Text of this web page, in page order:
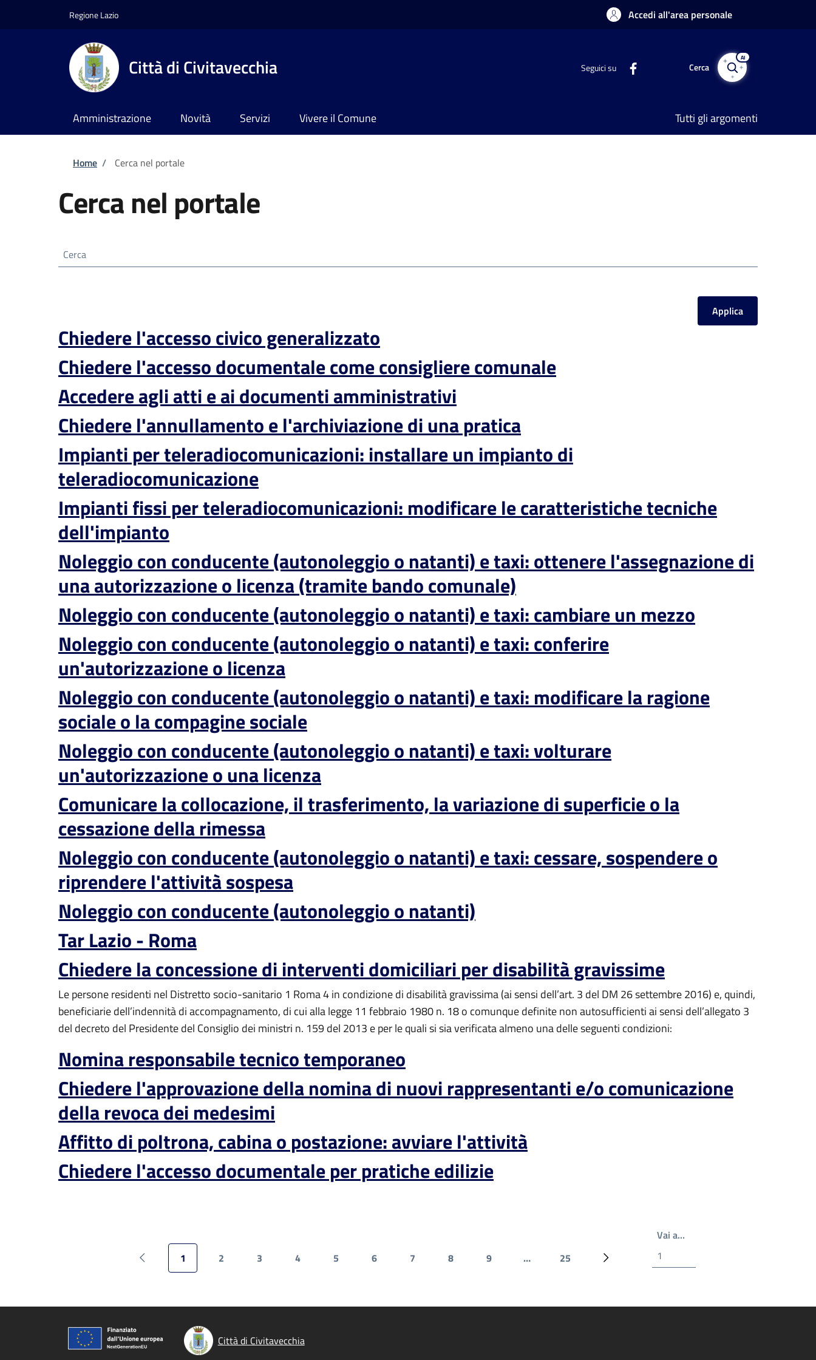
Regione Lazio Accedi all'area personale
Città di Civitavecchia Seguici su Cerca
AI
Amministrazione Novità Servizi Vivere il Comune Tutti gli argomenti
Briciole di pane
Home / Cerca nel portale
Cerca nel portale
Cerca
Chiedere l'accesso civico generalizzato
Chiedere l'accesso documentale come consigliere comunale
Accedere agli atti e ai documenti amministrativi
Chiedere l'annullamento e l'archiviazione di una pratica
Impianti per teleradiocomunicazioni: installare un impianto di
teleradiocomunicazione
Impianti fissi per teleradiocomunicazioni: modificare le caratteristiche tecniche
dell'impianto
Noleggio con conducente (autonoleggio o natanti) e taxi: ottenere l'assegnazione di
una autorizzazione o licenza (tramite bando comunale)
Noleggio con conducente (autonoleggio o natanti) e taxi: cambiare un mezzo
Noleggio con conducente (autonoleggio o natanti) e taxi: conferire
un'autorizzazione o licenza
Noleggio con conducente (autonoleggio o natanti) e taxi: modificare la ragione
sociale o la compagine sociale
Noleggio con conducente (autonoleggio o natanti) e taxi: volturare
un'autorizzazione o una licenza
Comunicare la collocazione, il trasferimento, la variazione di superficie o la
cessazione della rimessa
Noleggio con conducente (autonoleggio o natanti) e taxi: cessare, sospendere o
riprendere l'attività sospesa
Noleggio con conducente (autonoleggio o natanti)
Tar Lazio - Roma
Chiedere la concessione di interventi domiciliari per disabilità gravissime
Le persone residenti nel Distretto socio-sanitario 1 Roma 4 in condizione di disabilità gravissima (ai sensi dell’art. 3 del DM 26 settembre 2016) e, quindi,
beneficiarie dell’indennità di accompagnamento, di cui alla legge 11 febbraio 1980 n. 18 o comunque definite non autosufficienti ai sensi dell’allegato 3
del decreto del Presidente del Consiglio dei ministri n. 159 del 2013 e per le quali si sia verificata almeno una delle seguenti condizioni:
Nomina responsabile tecnico temporaneo
Chiedere l'approvazione della nomina di nuovi rappresentanti e/o comunicazione
della revoca dei medesimi
Affitto di poltrona, cabina o postazione: avviare l'attività
Chiedere l'accesso documentale per pratiche edilizie
Pagina precedente
Pagina attuale
1
Pagina
2
Pagina
3
Pagina
4
Pagina
5
Pagina
6
Pagina
7
Pagina
8
Pagina
9 …
Ultima pagina
25
Prossima pagina
Vai a…
Città di Civitavecchia